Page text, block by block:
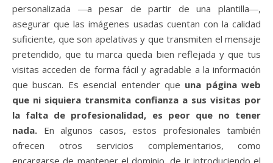
personalizada ―a pesar de partir de una plantilla―,
asegurar que las imágenes usadas cuentan con la calidad
suficiente, que son apelativas y que transmiten el mensaje
pretendido, que tu marca queda bien reflejada y que tus
visitas acceden de forma fácil y agradable a la información
que buscan. Es esencial entender que una página web
que ni siquiera transmita confianza a sus visitas por
la falta de profesionalidad, es peor que no tener
nada. En algunos casos, estos profesionales también
ofrecen otros servicios complementarios, como
encargarse de mantener el dominio, de ir introduciendo el